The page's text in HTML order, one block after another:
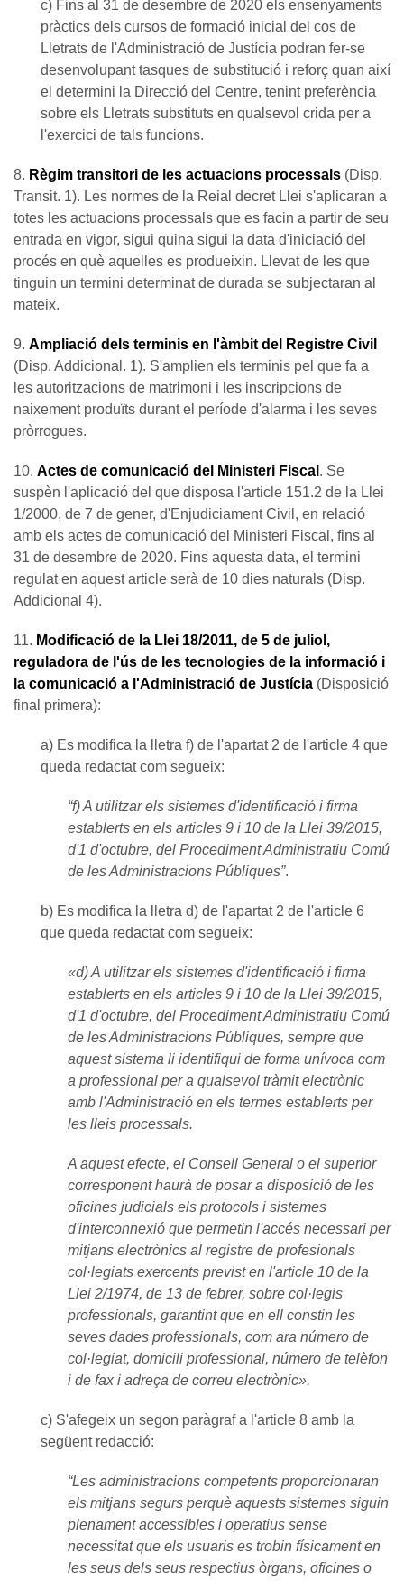
c) Fins al 31 de desembre de 2020 els ensenyaments
pràctics dels cursos de formació inicial del cos de
Lletrats de l'Administració de Justícia podran fer-se
desenvolupant tasques de substitució i reforç quan així
el determini la Direcció del Centre, tenint preferència
sobre els Lletrats substituts en qualsevol crida per a
l'exercici de tals funcions.
8. Règim transitori de les actuacions processals (Disp.
Transit. 1). Les normes de la Reial decret Llei s'aplicaran a
totes les actuacions processals que es facin a partir de seu
entrada en vigor, sigui quina sigui la data d'iniciació del
procés en què aquelles es produeixin. Llevat de les que
tinguin un termini determinat de durada se subjectaran al
mateix.
9. Ampliació dels terminis en l'àmbit del Registre Civil
(Disp. Addicional. 1). S'amplien els terminis pel que fa a
les autoritzacions de matrimoni i les inscripcions de
naixement produïts durant el període d'alarma i les seves
pròrrogues.
10. Actes de comunicació del Ministeri Fiscal . Se
suspèn l'aplicació del que disposa l'article 151.2 de la Llei
1/2000, de 7 de gener, d'Enjudiciament Civil, en relació
amb els actes de comunicació del Ministeri Fiscal, fins al
31 de desembre de 2020. Fins aquesta data, el termini
regulat en aquest article serà de 10 dies naturals (Disp.
Addicional 4).
11. Modificació de la Llei 18/2011, de 5 de juliol,
reguladora de l'ús de les tecnologies de la informació i
la comunicació a l'Administració de Justícia (Disposició
final primera):
a) Es modifica la lletra f) de l'apartat 2 de l'article 4 que
queda redactat com segueix:
“f) A utilitzar els sistemes d'identificació i firma
establerts en els articles 9 i 10 de la Llei 39/2015,
d'1 d'octubre, del Procediment Administratiu Comú
de les Administracions Públiques”.
b) Es modifica la lletra d) de l'apartat 2 de l'article 6
que queda redactat com segueix:
«d) A utilitzar els sistemes d'identificació i firma
establerts en els articles 9 i 10 de la Llei 39/2015,
d'1 d'octubre, del Procediment Administratiu Comú
de les Administracions Públiques, sempre que
aquest sistema li identifiqui de forma unívoca com
a professional per a qualsevol tràmit electrònic
amb l'Administració en els termes establerts per
les lleis processals.
A aquest efecte, el Consell General o el superior
corresponent haurà de posar a disposició de les
oficines judicials els protocols i sistemes
d'interconnexió que permetin l'accés necessari per
mitjans electrònics al registre de profesionals
col·legiats exercents previst en l'article 10 de la
Llei 2/1974, de 13 de febrer, sobre col·legis
professionals, garantint que en ell constin les
seves dades professionals, com ara número de
col·legiat, domicili professional, número de telèfon
i de fax i adreça de correu electrònic».
c) S'afegeix un segon paràgraf a l'article 8 amb la
següent redacció:
“Les administracions competents proporcionaran
els mitjans segurs perquè aquests sistemes siguin
plenament accessibles i operatius sense
necessitat que els usuaris es trobin físicament en
les seus dels seus respectius òrgans, oficines o